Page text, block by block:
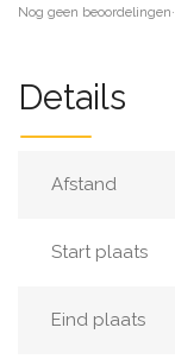
Nog geen beoordelingen·
Details
Afstand
Start plaats
Eind plaats